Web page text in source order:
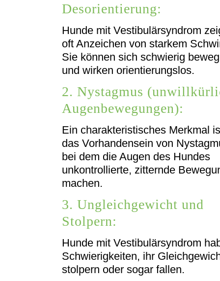
Desorientierung:
Hunde mit Vestibulärsyndrom
oft Anzeichen von starkem
Sie können sich schwierig
und wirken orientierungslos.
2. Nystagmus
Augenbewegungen):
Ein charakteristisches Merkmal
das Vorhandensein von
bei dem die Augen des Hundes
unkontrollierte, zitternde
machen.
3. Ungleichgewicht und
Stolpern:
Hunde mit Vestibulärsyndrom
Schwierigkeiten, ihr
stolpern oder sogar fallen.